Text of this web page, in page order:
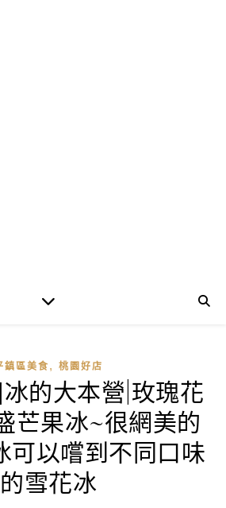
鎮區美食 , 桃園好店
的大本營|玫瑰花
芒果冰~很網美的
可以嚐到不同口味
的雪花冰